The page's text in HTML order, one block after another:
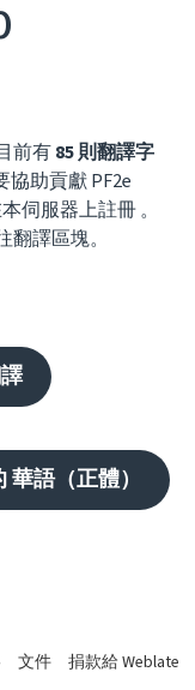
前有85 則翻譯字
協助貢獻 PF2e
伺服器上註冊 。
譯區塊。
華語（正體）
文件 捐款給 Weblate